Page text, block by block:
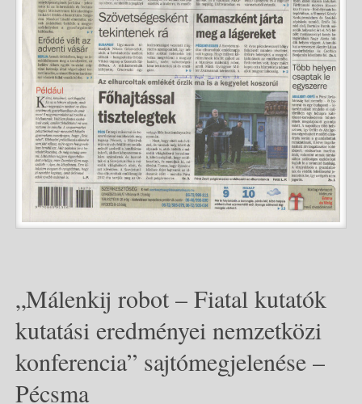
„Málenkij robot – Fiatal kutatók
kutatási eredményei nemzetközi
konferencia” sajtómegjelenése –
Pécsma